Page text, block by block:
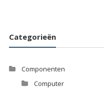
Categorieën
Componenten
Computer